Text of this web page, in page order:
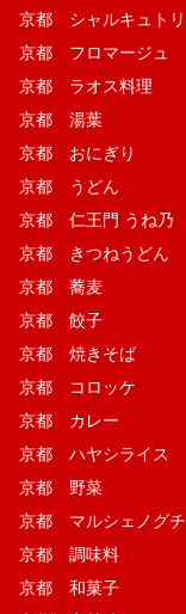
京都 シャルキュトリ
京都 フロマージュ
京都 ラオス料理
京都 湯葉
京都 おにぎり
京都 うどん
京都 仁王門 うね乃
京都 きつねうどん
京都 蕎麦
京都 餃子
京都 焼きそば
京都 コロッケ
京都 カレー
京都 ハヤシライス
京都 野菜
京都 マルシェノグチ
京都 調味料
京都 和菓子